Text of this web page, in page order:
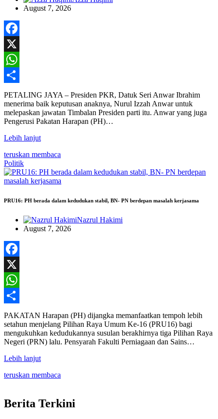
August 7, 2026
Facebook
X
WhatsApp
Share
PETALING JAYA – Presiden PKR, Datuk Seri Anwar Ibrahim
menerima baik keputusan anaknya, Nurul Izzah Anwar untuk
melepaskan jawatan Timbalan Presiden parti itu. Anwar yang juga
Pengerusi Pakatan Harapan (PH)…
Lebih lanjut
teruskan membaca
Politik
PRU16: PH berada dalam kedudukan stabil, BN- PN berdepan masalah kerjasama
Nazrul Hakimi
August 7, 2026
Facebook
X
WhatsApp
Share
PAKATAN Harapan (PH) dijangka memanfaatkan tempoh lebih
setahun menjelang Pilihan Raya Umum Ke-16 (PRU16) bagi
mengukuhkan kedudukannya susulan berakhirnya tiga Pilihan Raya
Negeri (PRN) lalu. Pensyarah Fakulti Perniagaan dan Sains…
Lebih lanjut
teruskan membaca
Berita Terkini